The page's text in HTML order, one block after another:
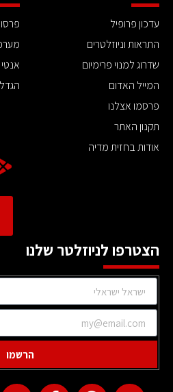
עדכון פרופיל
התראות וניוזלטרים
שדרוג למנוי פרימיום
המייל האדום
פרסמו אצלנו
תקנון האתר
אודות בחזית מדיה
הצטרפו לניוזלטר שלנו
הרשמו